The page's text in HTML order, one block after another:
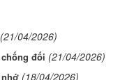
(21/04/2026)
đối (21/04/2026)
(18/04/2026)